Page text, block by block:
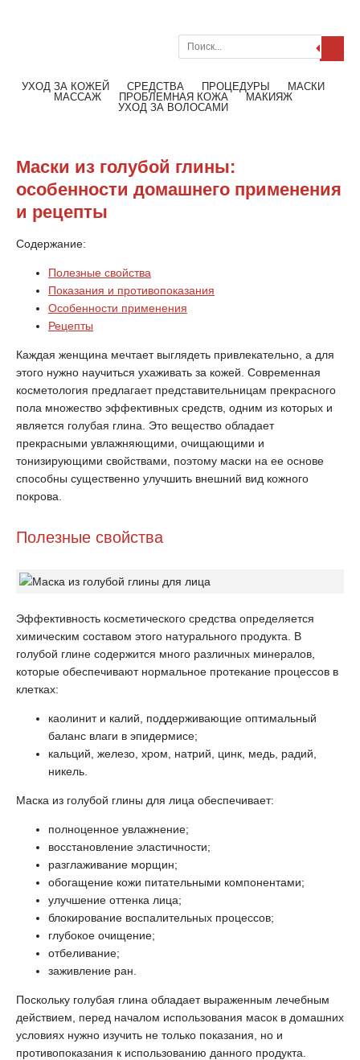
УХОД ЗА КОЖЕЙ СРЕДСТВА ПРОЦЕДУРЫ
МАСКИ
МАССАЖ
ПРОБЛЕМНАЯ КОЖА
МАКИЯЖ
УХОД ЗА ВОЛОСАМИ
Маски из голубой глины:
особенности домашнего применения
и рецепты
Содержание:
Полезные свойства
Показания и противопоказания
Особенности применения
Рецепты
Каждая женщина мечтает выглядеть привлекательно, а для
этого нужно научиться ухаживать за кожей. Современная
косметология предлагает представительницам прекрасного
пола множество эффективных средств, одним из которых и
является голубая глина. Это вещество обладает
прекрасными увлажняющими, очищающими и
тонизирующими свойствами, поэтому маски на ее основе
способны существенно улучшить внешний вид кожного
покрова.
Полезные свойства
Эффективность косметического средства определяется
химическим составом этого натурального продукта. В
голубой глине содержится много различных минералов,
которые обеспечивают нормальное протекание процессов в
клетках:
каолинит и калий, поддерживающие оптимальный
баланс влаги в эпидермисе;
кальций, железо, хром, натрий, цинк, медь, радий,
никель.
Маска из голубой глины для лица обеспечивает:
полноценное увлажнение;
восстановление эластичности;
разглаживание морщин;
обогащение кожи питательными компонентами;
улучшение оттенка лица;
блокирование воспалительных процессов;
глубокое очищение;
отбеливание;
заживление ран.
Поскольку голубая глина обладает выраженным лечебным
действием, перед началом использования масок в домашних
условиях нужно изучить не только показания, но и
противопоказания к использованию данного продукта.